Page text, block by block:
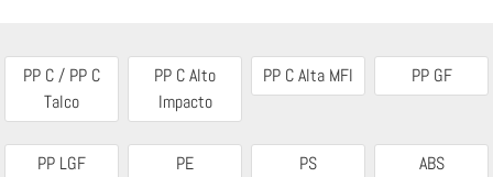
PP C / PP C
Talco
PP C Alto
Impacto
PP C Alta MFI PP GF
PP LGF PE PS ABS